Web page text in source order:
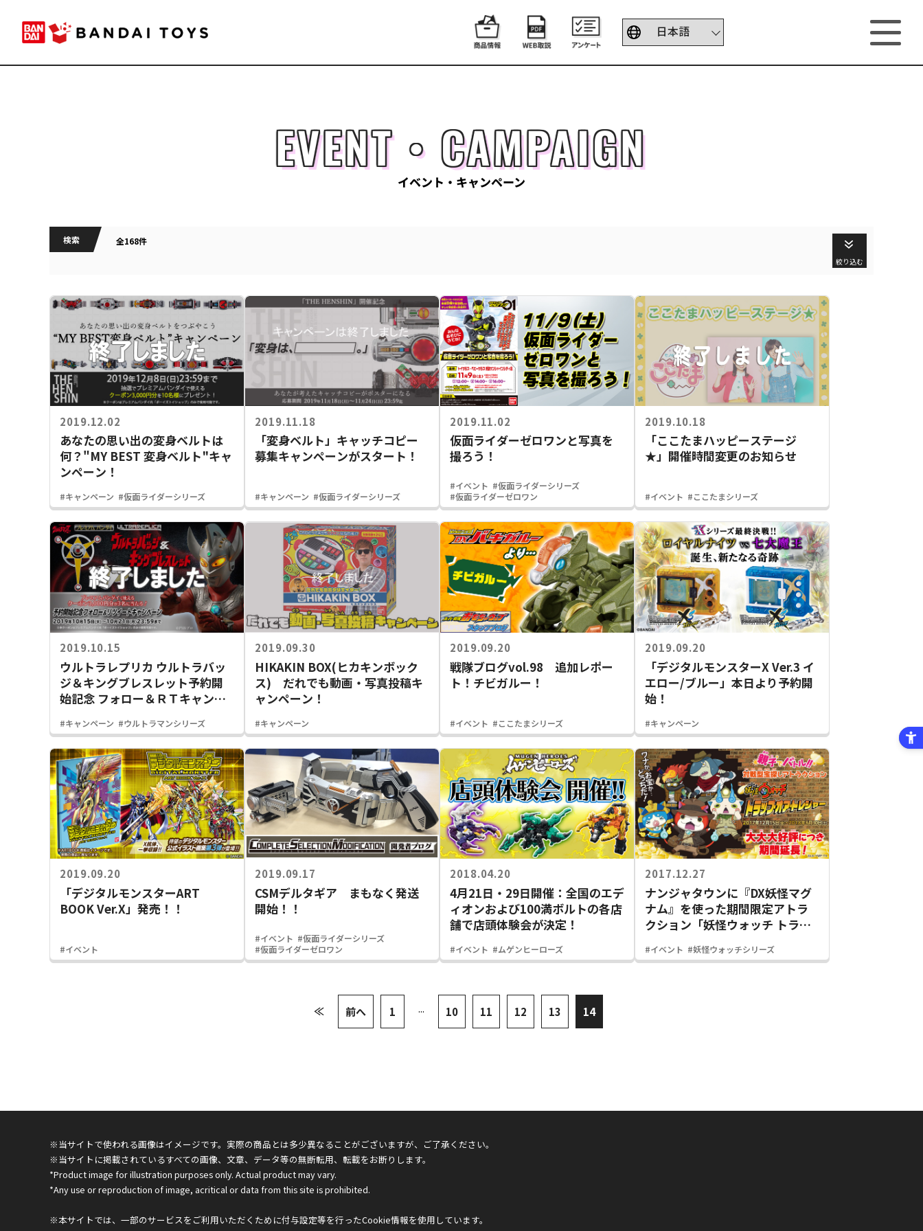
EVENT・CAMPAIGN
イベント・キャンペーン
検索 全168件
絞り込む
2019.12.02
あなたの思い出の変身ベルトは
何？"MY BEST 変身ベルト"キャ
ンペーン！
#キャンペーン #仮面ライダーシリーズ
2019.11.18
「変身ベルト」キャッチコピー
募集キャンペーンがスタート！
#キャンペーン #仮面ライダーシリーズ
2019.11.02
仮面ライダーゼロワンと写真を
撮ろう！
#イベント #仮面ライダーシリーズ
#仮面ライダーゼロワン
2019.10.18
「ここたまハッピーステージ
★」開催時間変更のお知らせ
#イベント #ここたまシリーズ
2019.10.15
ウルトラレプリカ ウルトラバッ
ジ＆キングブレスレット予約開
始記念 フォロー＆ＲＴキャンペ
#キャンペーン #ウルトラマンシリーズ
2019.09.30
HIKAKIN BOX(ヒカキンボック
ス) だれでも動画・写真投稿キ
ャンペーン！
#キャンペーン
2019.09.20
戦隊ブログvol.98 追加レポー
ト！チビガルー！
#イベント #ここたまシリーズ
2019.09.20
「デジタルモンスターX Ver.3 イ
エロー/ブルー」本日より予約開
始！
#キャンペーン
2019.09.20
「デジタルモンスターART
BOOK Ver.X」発売！！
#イベント
2019.09.17
CSMデルタギア まもなく発送
開始！！
#イベント #仮面ライダーシリーズ
#仮面ライダーゼロワン
2018.04.20
4月21日・29日開催：全国のエデ
ィオンおよび100満ボルトの各店
舗で店頭体験会が決定！
#イベント #ムゲンヒーローズ
2017.12.27
ナンジャタウンに『DX妖怪マグ
ナム』を使った期間限定アトラ
クション「妖怪ウォッチ トラッ
場！！
#イベント #妖怪ウォッチシリーズ
≪ 前へ 1 ... 10 11 12 13 14
※当サイトで使われる画像はイメージです。実際の商品とは多少異なることがございますが、ご了承ください。
※当サイトに掲載されているすべての画像、文章、データ等の無断転用、転載をお断りします。
*Product image for illustration purposes only. Actual product may vary.
*Any use or reproduction of image, acritical or data from this site is prohibited.
※本サイトでは、一部のサービスをご利用いただくために付与設定等を行ったCookie情報を使用しています。